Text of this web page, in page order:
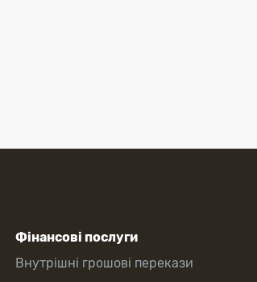
Фінансові послуги
Внутрішні грошові перекази